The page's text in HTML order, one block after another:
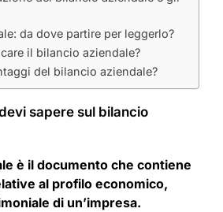
da dove partire per leggerlo?
il bilancio aziendale?
del bilancio aziendale?
sapere sul bilancio
è il documento che contiene
al profilo economico,
di un’impresa.